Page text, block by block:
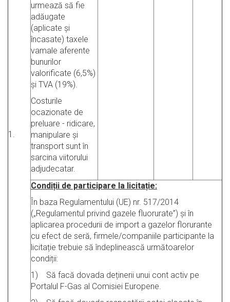
1.
urmează să fie
adăugate
(aplicate și
încasate) taxele
vamale aferente
bunurilor
valorificate (6,5%)
și TVA (19%).
Costurile
ocazionate de
preluare - ridicare,
manipulare și
transport sunt în
sarcina viitorului
adjudecatar.
Condiții de participare la licitație:
În baza Regulamentului (UE) nr. 517/2014
(„Regulamentul privind gazele fluorurate”) și în
aplicarea procedurii de import a gazelor florurante
cu efect de seră, firmele/companiile participante la
licitație trebuie să îndeplinească următoarelor
condiții:
1) Să facă dovada deținerii unui cont activ pe
Portalul F-Gas al Comisiei Europene.